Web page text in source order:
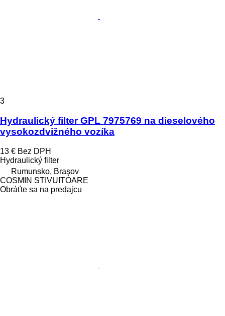
3
Hydraulický filter GPL 7975769 na dieselového
vysokozdvižného vozíka
13 € Bez DPH
Hydraulický filter
Rumunsko, Braşov
COSMIN STIVUITOARE
Obráťte sa na predajcu